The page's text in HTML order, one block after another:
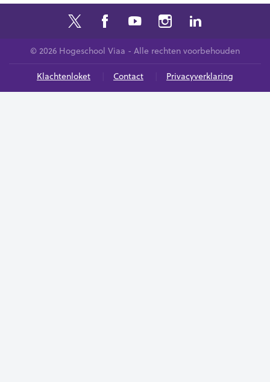
© 2026 Hogeschool Viaa - Alle rechten voorbehouden
Klachtenloket Contact Privacyverklaring